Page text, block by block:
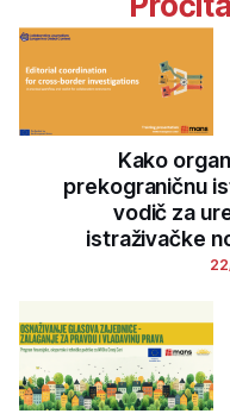
Kako
prekograničnu
vodič za
istraživačke